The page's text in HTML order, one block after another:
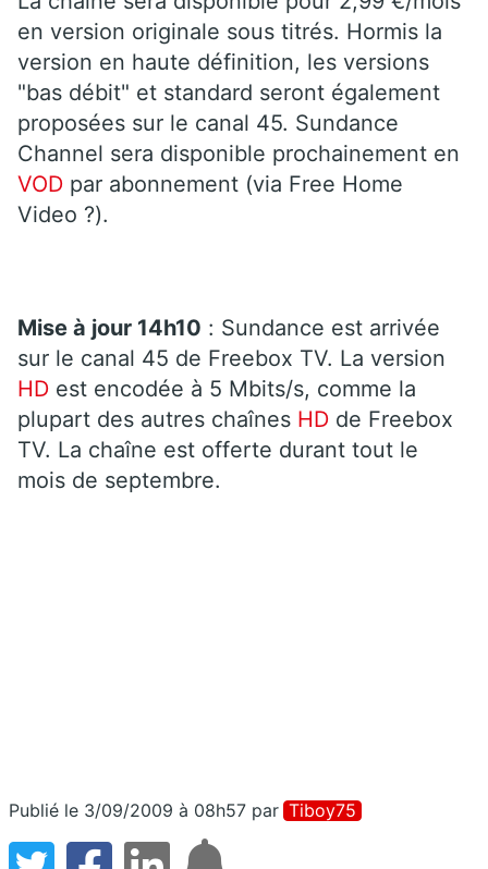
en version originale sous titrés. Hormis la
version en haute définition, les versions
"bas débit" et standard seront également
proposées sur le canal 45. Sundance
Channel sera disponible prochainement en
VOD par abonnement (via Free Home
Video ?).
Mise à jour 14h10 : Sundance est arrivée
sur le canal 45 de Freebox TV. La version
HD est encodée à 5 Mbits/s, comme la
plupart des autres chaînes HD de Freebox
TV. La chaîne est offerte durant tout le
mois de septembre.
Publié le 3/09/2009 à 08h57 par Tiboy75